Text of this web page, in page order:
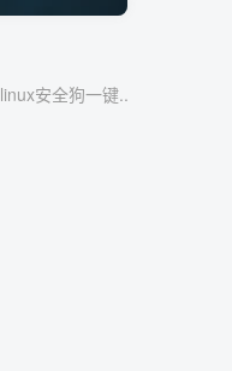
linux安全狗一键...